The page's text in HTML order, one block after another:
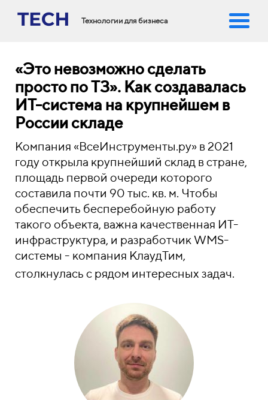
Технологии для бизнеса
«Это невозможно сделать
просто по ТЗ». Как создавалась
ИТ-система на крупнейшем в
России складе
Компания «ВсеИнструменты.ру» в 2021
году открыла крупнейший склад в стране,
площадь первой очереди которого
составила почти 90 тыс. кв. м. Чтобы
обеспечить бесперебойную работу
такого объекта, важна качественная ИТ-
инфраструктура, и разработчик WMS-
системы - компания КлаудТим,
столкнулась с рядом интересных задач.